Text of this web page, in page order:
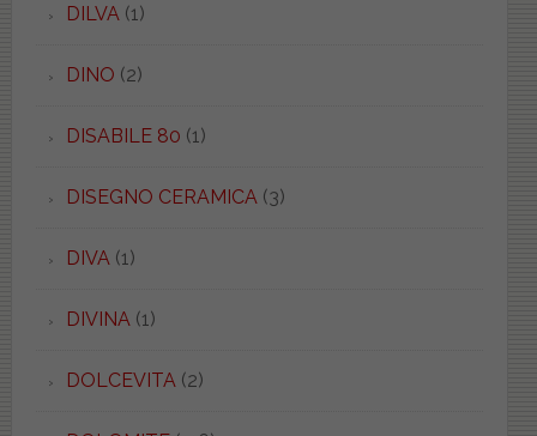
DILVA(1)
DINO (2)
DISABILE 80 (1)
DISEGNO CERAMICA(3)
DIVA(1)
DIVINA(1)
DOLCEVITA(2)